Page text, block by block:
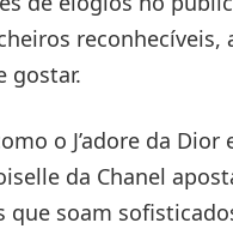
reconhecíveis,
gostar.
o J’adore da Dior
da Chanel
que soam